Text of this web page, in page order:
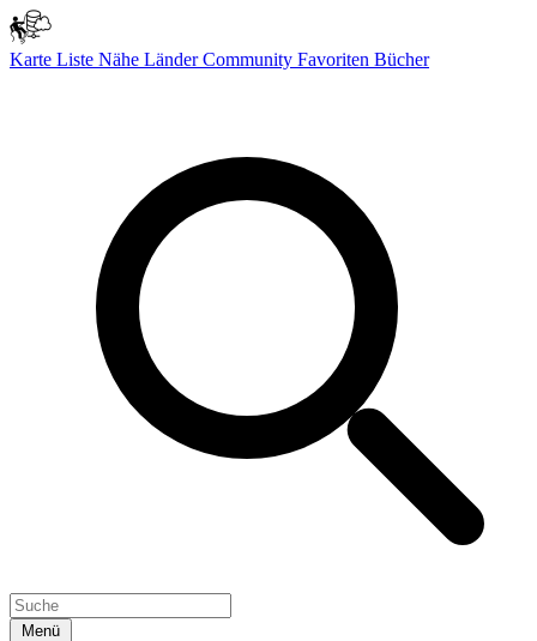
Karte Liste Nähe LänderCommunity Favoriten Bücher
Menü